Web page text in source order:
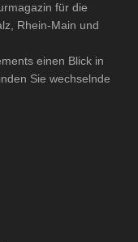
für die
Rhein-Main und
einen Blick in
Sie wechselnde